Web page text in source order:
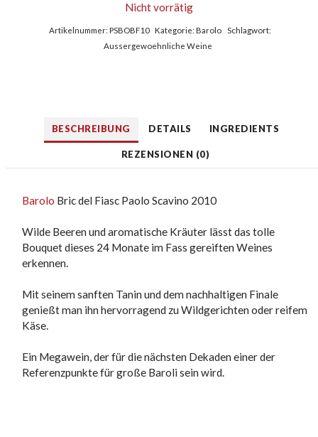
Nicht vorrätig
Artikelnummer: PSBOBF10 Kategorie:Barolo
Schlagwort:
Aussergewoehnliche Weine
BESCHREIBUNG DETAILS INGREDIENTS
REZENSIONEN (0)
Barolo Bric del Fiasc Paolo Scavino 2010
Wilde Beeren und aromatische Kräuter lässt das tolle
Bouquet dieses 24 Monate im Fass gereiften Weines
erkennen.
Mit seinem sanften Tanin und dem nachhaltigen Finale
genießt man ihn hervorragend zu Wildgerichten oder reifem
Käse.
Ein Megawein, der für die nächsten Dekaden einer der
Referenzpunkte für große Baroli sein wird.